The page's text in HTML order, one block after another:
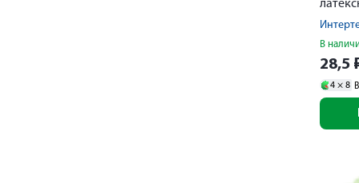
В
28,5
4 × 8